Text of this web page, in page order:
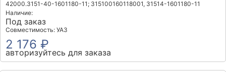
42000.3151-40-1601180-11; 315100160118001, 31514-1601180-11
Наличие:
Под заказ
Совместимость: УАЗ
2 176 ₽
авторизуйтесь для заказа